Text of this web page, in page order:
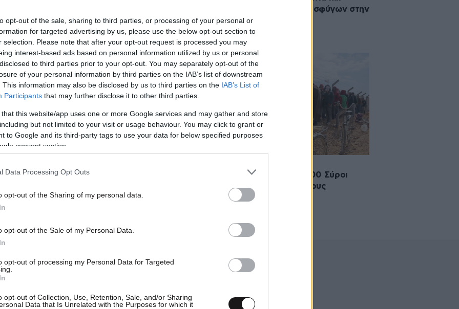
opt-out of the sale, sharing to third parties, or processing of your personal or
for targeted advertising by us, please use the below opt-out section to
selection. Please note that after your opt-out request is processed you may
interest-based ads based on personal information utilized by us or personal
to third parties prior to your opt-out. You may separately opt-out of the
of your personal information by third parties on the IAB’s list of downstream
This information may also be disclosed by us to third parties on the IAB’s List of
Participants that may further disclose it to other third parties.
that this website/app uses one or more Google services and may gather and store
but not limited to your visit or usage behaviour. You may click to grant or
to Google and its third-party tags to use your data for below specified purposes
consent section.
Data Processing Opt Outs
opt-out of the Sharing of my personal data.
opt-out of the Sale of my Personal Data.
opt-out of processing my Personal Data for Targeted
opt-out of Collection, Use, Retention, Sale, and/or Sharing
Data that Is Unrelated with the Purposes for which it
χάρη στη Μέρκελ τώρα ψηφίζουν τον
διάδοχό της
καταστήματα Σύρων προσφύγων στην
Άγκυρα
Λίβανος: Εντόπισαν πλοίο που
ανοιχτά της Τρίπολης
Ιορδανία: Περίπου 153.000 Σύροι
επέστρεψαν στη χώρα τους